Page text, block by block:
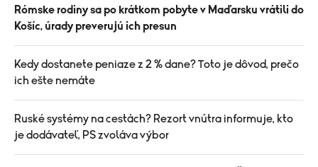
Rómske rodiny sa po krátkom pobyte v Maďarsku vrátili do
Košíc, úrady preverujú ich presun
Kedy dostanete peniaze z 2 % dane? Toto je dôvod, prečo
ich ešte nemáte
Ruské systémy na cestách? Rezort vnútra informuje, kto
je dodávateľ, PS zvoláva výbor